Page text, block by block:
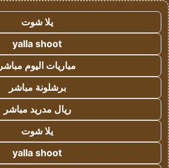
يلا شوت
yalla shoot
مباريات اليوم مباشر
برشلونة مباشر
ريال مدريد مباشر
يلا شوت
yalla shoot